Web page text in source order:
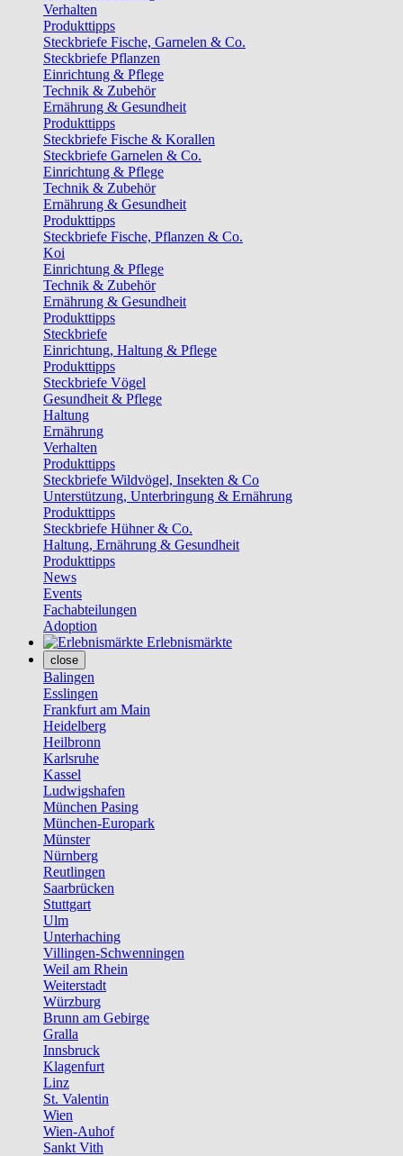
Verhalten
Produkttipps
Steckbriefe Fische, Garnelen & Co.
Steckbriefe Pflanzen
Einrichtung & Pflege
Technik & Zubehör
Ernährung & Gesundheit
Produkttipps
Steckbriefe Fische & Korallen
Steckbriefe Garnelen & Co.
Einrichtung & Pflege
Technik & Zubehör
Ernährung & Gesundheit
Produkttipps
Steckbriefe Fische, Pflanzen & Co.
Koi
Einrichtung & Pflege
Technik & Zubehör
Ernährung & Gesundheit
Produkttipps
Steckbriefe
Einrichtung, Haltung & Pflege
Produkttipps
Steckbriefe Vögel
Gesundheit & Pflege
Haltung
Ernährung
Verhalten
Produkttipps
Steckbriefe Wildvögel, Insekten & Co
Unterstützung, Unterbringung & Ernährung
Produkttipps
Steckbriefe Hühner & Co.
Haltung, Ernährung & Gesundheit
Produkttipps
News
Events
Fachabteilungen
Adoption
Erlebnismärkte
close
Balingen
Esslingen
Frankfurt am Main
Heidelberg
Heilbronn
Karlsruhe
Kassel
Ludwigshafen
München Pasing
München-Europark
Münster
Nürnberg
Reutlingen
Saarbrücken
Stuttgart
Ulm
Unterhaching
Villingen-Schwenningen
Weil am Rhein
Weiterstadt
Würzburg
Brunn am Gebirge
Gralla
Innsbruck
Klagenfurt
Linz
St. Valentin
Wien
Wien-Auhof
Sankt Vith